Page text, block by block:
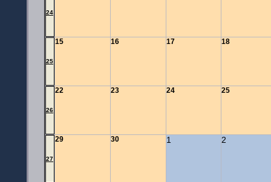
24
25
15 16 17 18
26
22 23 24 25
27
29 30 1 2